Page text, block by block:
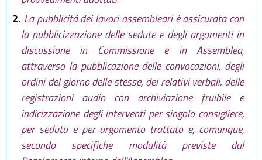
2. La pubblicità dei lavori assembleari è assicurata con
la pubblicizzazione delle sedute e degli argomenti in
discussione in Commissione e in Assemblea,
attraverso la pubblicazione delle convocazioni, degli
ordini del giorno delle stesse, dei relativi verbali, delle
registrazioni audio con archiviazione fruibile e
indicizzazione degli interventi per singolo consigliere,
per seduta e per argomento trattato e, comunque,
secondo specifiche modalità previste dal